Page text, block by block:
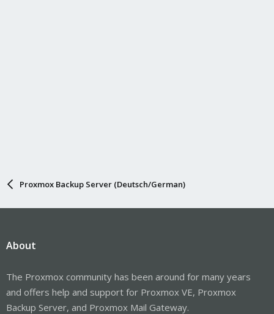
Proxmox Backup Server (Deutsch/German)
About
The Proxmox community has been around for many years
and offers help and support for Proxmox VE, Proxmox
Backup Server, and Proxmox Mail Gateway.